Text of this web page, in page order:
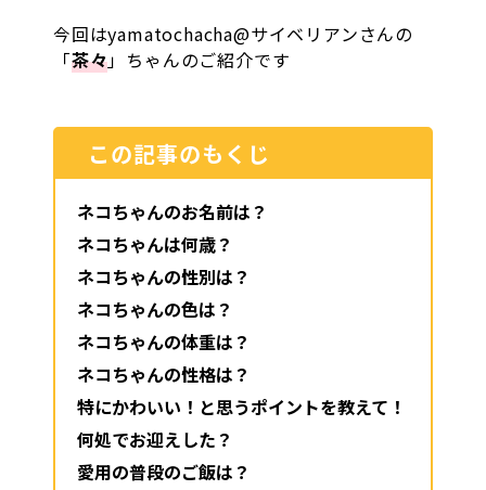
今回はyamatochacha@サイベリアンさんの
「茶々」ちゃんのご紹介です
この記事のもくじ
ネコちゃんのお名前は？
ネコちゃんは何歳？
ネコちゃんの性別は？
ネコちゃんの色は？
ネコちゃんの体重は？
ネコちゃんの性格は？
特にかわいい！と思うポイントを教えて！
何処でお迎えした？
愛用の普段のご飯は？